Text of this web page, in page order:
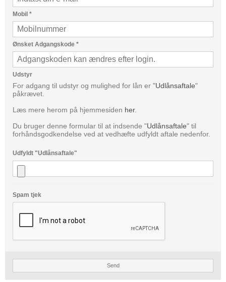
Mobil *
Ønsket Adgangskode *
Udstyr
For adgang til udstyr og mulighed for lån er "Udlånsaftale"
påkrævet.
Læs mere herom på hjemmesiden her.
Du bruger denne formular til at indsende "Udlånsaftale" til
forhåndsgodkendelse ved at vedhæfte udfyldt aftale nedenfor.
Udfyldt "Udlånsaftale"
Spam tjek
Send